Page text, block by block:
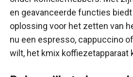
en geavanceerde functies
oplossing voor het zetten van
nu een espresso, cappuccino
wilt, het kmix koffiezetapparaat